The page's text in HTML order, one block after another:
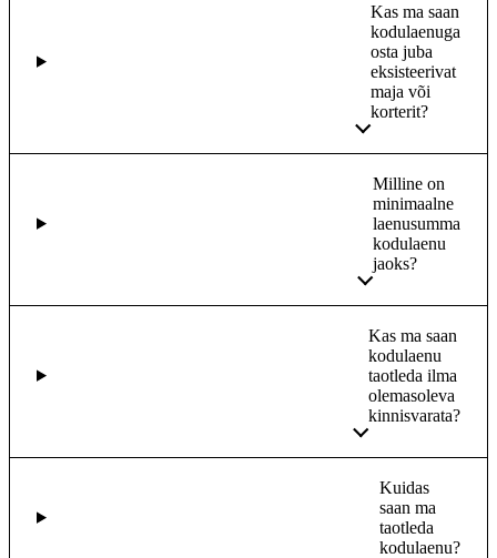
Kas ma saan
kodulaenuga
osta juba
eksisteerivat
maja või
korterit?
Milline on
minimaalne
laenusumma
kodulaenu
jaoks?
Kas ma saan
kodulaenu
taotleda ilma
olemasoleva
kinnisvarata?
Kuidas
saan ma
taotleda
kodulaenu?